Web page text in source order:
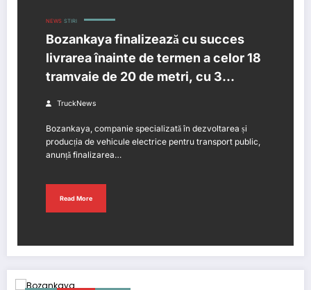
NEWS STIRI
Bozankaya finalizează cu succes
livrarea înainte de termen a celor 18
tramvaie de 20 de metri, cu 3
TruckNews
Bozankaya, companie specializată în dezvoltarea și
producția de vehicule electrice pentru transport public,
anunță finalizarea…
Read More